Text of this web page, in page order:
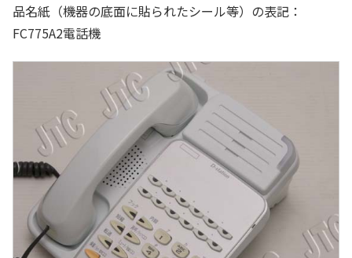
品名紙（機器の底面に貼られたシール等）の表記：
FC775A2電話機